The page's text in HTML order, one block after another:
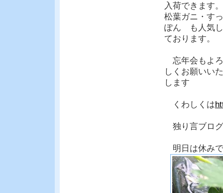
入荷できます。
松葉ガニ・すっ
ぽん も人気し
ております。
忘年会もよろ
しくお願いいた
します
くわしくは
独り言ブログ
明日は休み